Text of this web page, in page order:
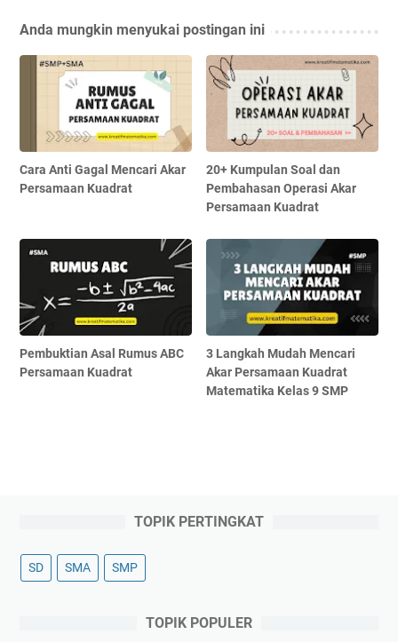
Anda mungkin menyukai postingan ini
Cara Anti Gagal Mencari Akar
Persamaan Kuadrat
20+ Kumpulan Soal dan
Pembahasan Operasi Akar
Persamaan Kuadrat
Pembuktian Asal Rumus ABC
Persamaan Kuadrat
3 Langkah Mudah Mencari
Akar Persamaan Kuadrat
Matematika Kelas 9 SMP
TOPIK PERTINGKAT
SD SMA SMP
TOPIK POPULER